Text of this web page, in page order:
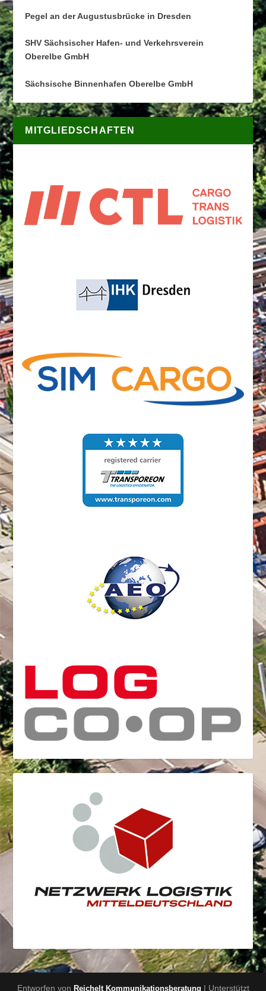
Pegel an der Augustusbrücke in Dresden
SHV Sächsischer Hafen- und Verkehrsverein
Oberelbe GmbH
Sächsische Binnenhafen Oberelbe GmbH
MITGLIEDSCHAFTEN
Entworfen von Reichelt Kommunikationsberatung | Unterstützt